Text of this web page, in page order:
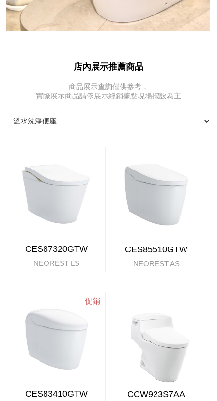
店內展示推薦商品
商品展示查詢僅供參考，
實際展示商品請依展示經銷據點現場擺設為主
CES87320GTW
NEOREST LS
CES85510GTW
NEOREST AS
CES83410GTW CCW923S7AA